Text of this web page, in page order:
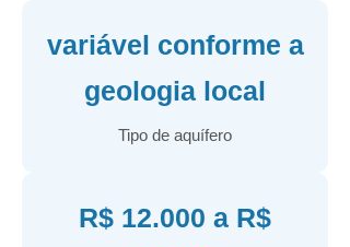
variável conforme a
geologia local
Tipo de aquífero
R$ 12.000 a R$